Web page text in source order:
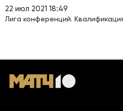
22 июл 2021 18:49
Лига конференций.